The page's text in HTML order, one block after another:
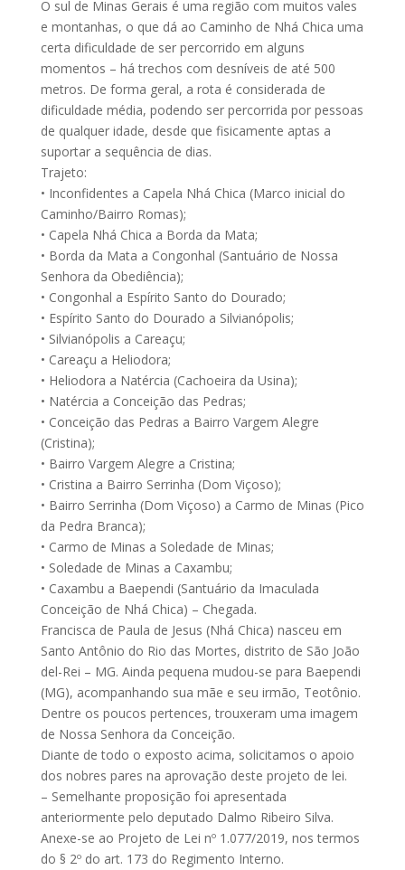
O sul de Minas Gerais é uma região com muitos vales
e montanhas, o que dá ao Caminho de Nhá Chica uma
certa dificuldade de ser percorrido em alguns
momentos – há trechos com desníveis de até 500
metros. De forma geral, a rota é considerada de
dificuldade média, podendo ser percorrida por pessoas
de qualquer idade, desde que fisicamente aptas a
suportar a sequência de dias.
Trajeto:
• Inconfidentes a Capela Nhá Chica (Marco inicial do
Caminho/Bairro Romas);
• Capela Nhá Chica a Borda da Mata;
• Borda da Mata a Congonhal (Santuário de Nossa
Senhora da Obediência);
• Congonhal a Espírito Santo do Dourado;
• Espírito Santo do Dourado a Silvianópolis;
• Silvianópolis a Careaçu;
• Careaçu a Heliodora;
• Heliodora a Natércia (Cachoeira da Usina);
• Natércia a Conceição das Pedras;
• Conceição das Pedras a Bairro Vargem Alegre
(Cristina);
• Bairro Vargem Alegre a Cristina;
• Cristina a Bairro Serrinha (Dom Viçoso);
• Bairro Serrinha (Dom Viçoso) a Carmo de Minas (Pico
da Pedra Branca);
• Carmo de Minas a Soledade de Minas;
• Soledade de Minas a Caxambu;
• Caxambu a Baependi (Santuário da Imaculada
Conceição de Nhá Chica) – Chegada.
Francisca de Paula de Jesus (Nhá Chica) nasceu em
Santo Antônio do Rio das Mortes, distrito de São João
del-Rei – MG. Ainda pequena mudou-se para Baependi
(MG), acompanhando sua mãe e seu irmão, Teotônio.
Dentre os poucos pertences, trouxeram uma imagem
de Nossa Senhora da Conceição.
Diante de todo o exposto acima, solicitamos o apoio
dos nobres pares na aprovação deste projeto de lei.
– Semelhante proposição foi apresentada
anteriormente pelo deputado Dalmo Ribeiro Silva.
Anexe-se ao Projeto de Lei nº 1.077/2019, nos termos
do § 2º do art. 173 do Regimento Interno.